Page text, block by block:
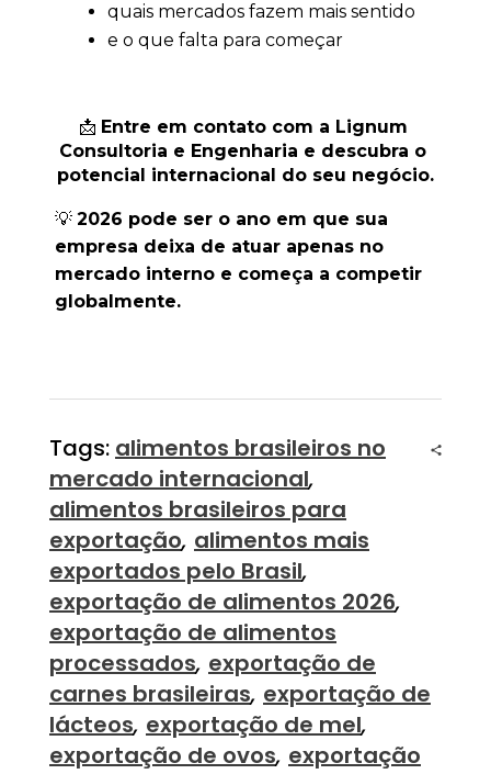
quais mercados fazem mais sentido
e o que falta para começar
📩 Entre em contato com a Lignum
Consultoria e Engenharia e descubra o
potencial internacional do seu negócio.
💡 2026 pode ser o ano em que sua
empresa deixa de atuar apenas no
mercado interno e começa a competir
globalmente.
Tags: alimentos brasileiros no
mercado internacional,
alimentos brasileiros para
exportação, alimentos mais
exportados pelo Brasil,
exportação de alimentos 2026,
exportação de alimentos
processados, exportação de
carnes brasileiras, exportação de
lácteos, exportação de mel,
exportação de ovos, exportação